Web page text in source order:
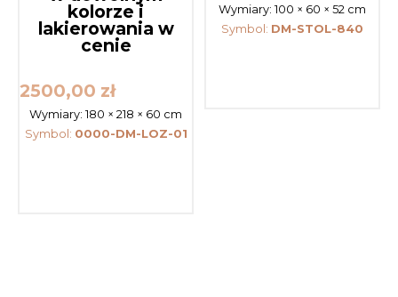
kolorze i
lakierowania w
cenie
2500,00 zł
Wymiary:180 × 218 × 60 cm
Symbol: 0000-DM-LOZ-01
Wymiary: 100 × 60 × 52 cm
Symbol: DM-STOL-840